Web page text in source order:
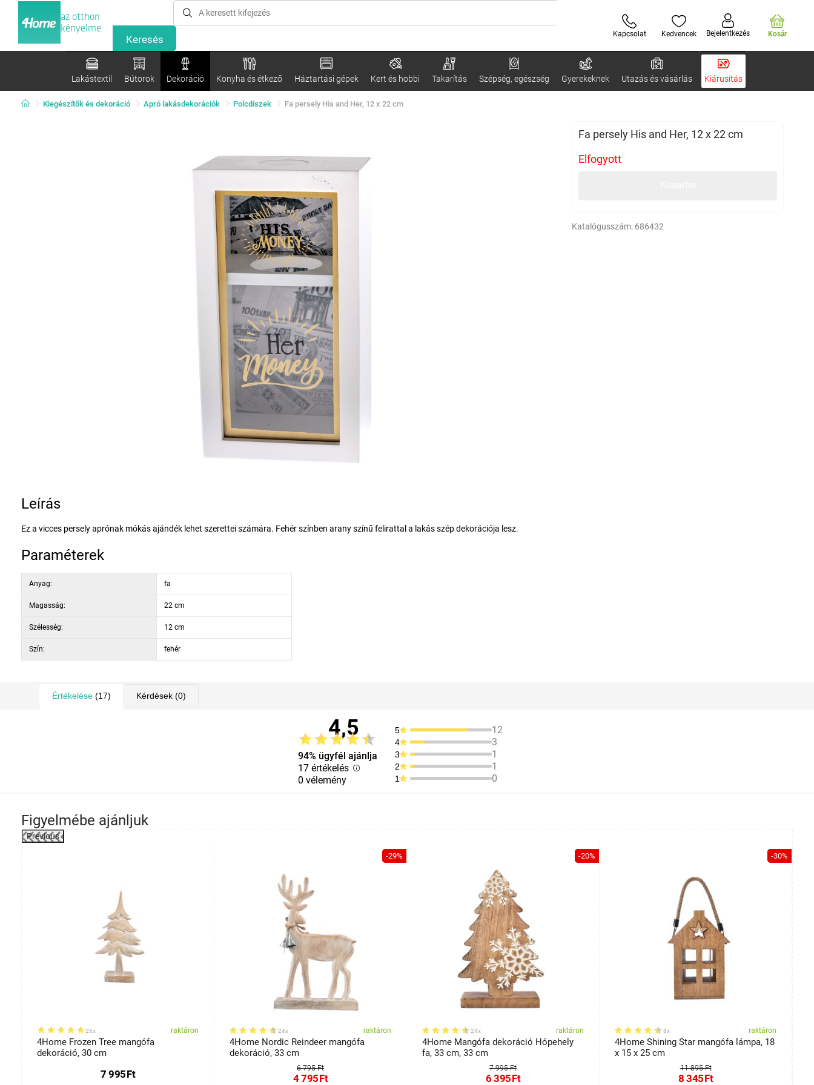
az otthon
kényelme
Kapcsolat Kedvencek Bejelentkezés Kosár
Lakástextil Bútorok Dekoráció Konyha és étkező Háztartási gépek Kert és hobbi Takarítás Szépség, egészség Gyerekeknek Utazás és vásárlás Kiárusítás
Kiegészítők és dekoráció Apró lakásdekorációk Polcdíszek Fa persely His and Her, 12 x 22 cm
Fa persely His and Her, 12 x 22 cm
Elfogyott
Katalógusszám: 686432
Leírás
Ez a vicces persely aprónak mókás ajándék lehet szerettei számára. Fehér színben arany színű felirattal a lakás szép dekorációja lesz.
Paraméterek
Anyag: fa
Magasság: 22 cm
Szélesség: 12 cm
Szín: fehér
Értékelése (17) Kérdések (0)
4,5
94% ügyfél ajánlja
17 értékelés
0 vélemény
5 12
4 3
3 1
2 1
1 0
Figyelmébe ajánljuk
Previous
26x raktáron
4Home Frozen Tree mangófa
dekoráció, 30 cm
7 995Ft
-29%
24x raktáron
4Home Nordic Reindeer mangófa
dekoráció, 33 cm
6 795 Ft
4 795Ft
-20%
24x raktáron
4Home Mangófa dekoráció Hópehely
fa, 33 cm, 33 cm
7 995 Ft
6 395Ft
-30%
8x raktáron
4Home Shining Star mangófa lámpa, 18
x 15 x 25 cm
11 895 Ft
8 345Ft